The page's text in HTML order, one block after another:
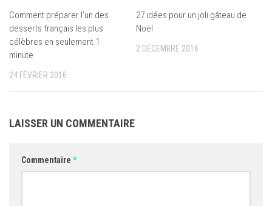
Comment préparer l’un des
desserts français les plus
célèbres en seulement 1
minute
24 FÉVRIER 2016
27 idées pour un joli gâteau de
Noël
2 DÉCEMBRE 2016
LAISSER UN COMMENTAIRE
Commentaire *